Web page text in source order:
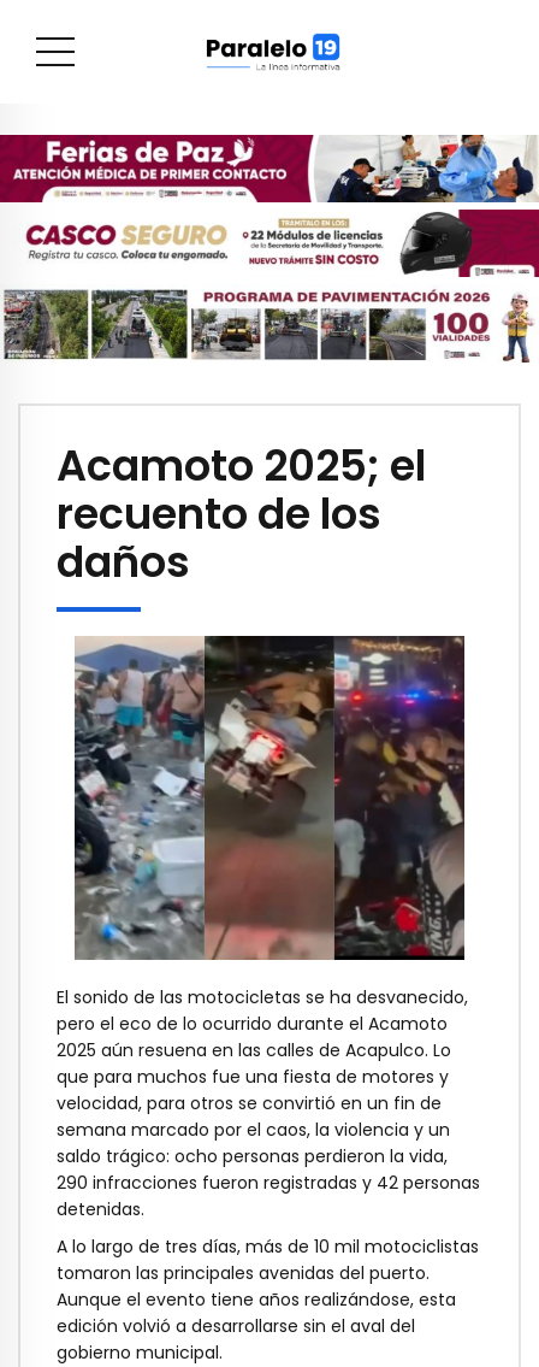
Acamoto 2025; el
recuento de los
daños
El sonido de las motocicletas se ha desvanecido,
pero el eco de lo ocurrido durante el Acamoto
2025 aún resuena en las calles de Acapulco. Lo
que para muchos fue una fiesta de motores y
velocidad, para otros se convirtió en un fin de
semana marcado por el caos, la violencia y un
saldo trágico: ocho personas perdieron la vida,
290 infracciones fueron registradas y 42 personas
detenidas.
A lo largo de tres días, más de 10 mil motociclistas
tomaron las principales avenidas del puerto.
Aunque el evento tiene años realizándose, esta
edición volvió a desarrollarse sin el aval del
gobierno municipal.